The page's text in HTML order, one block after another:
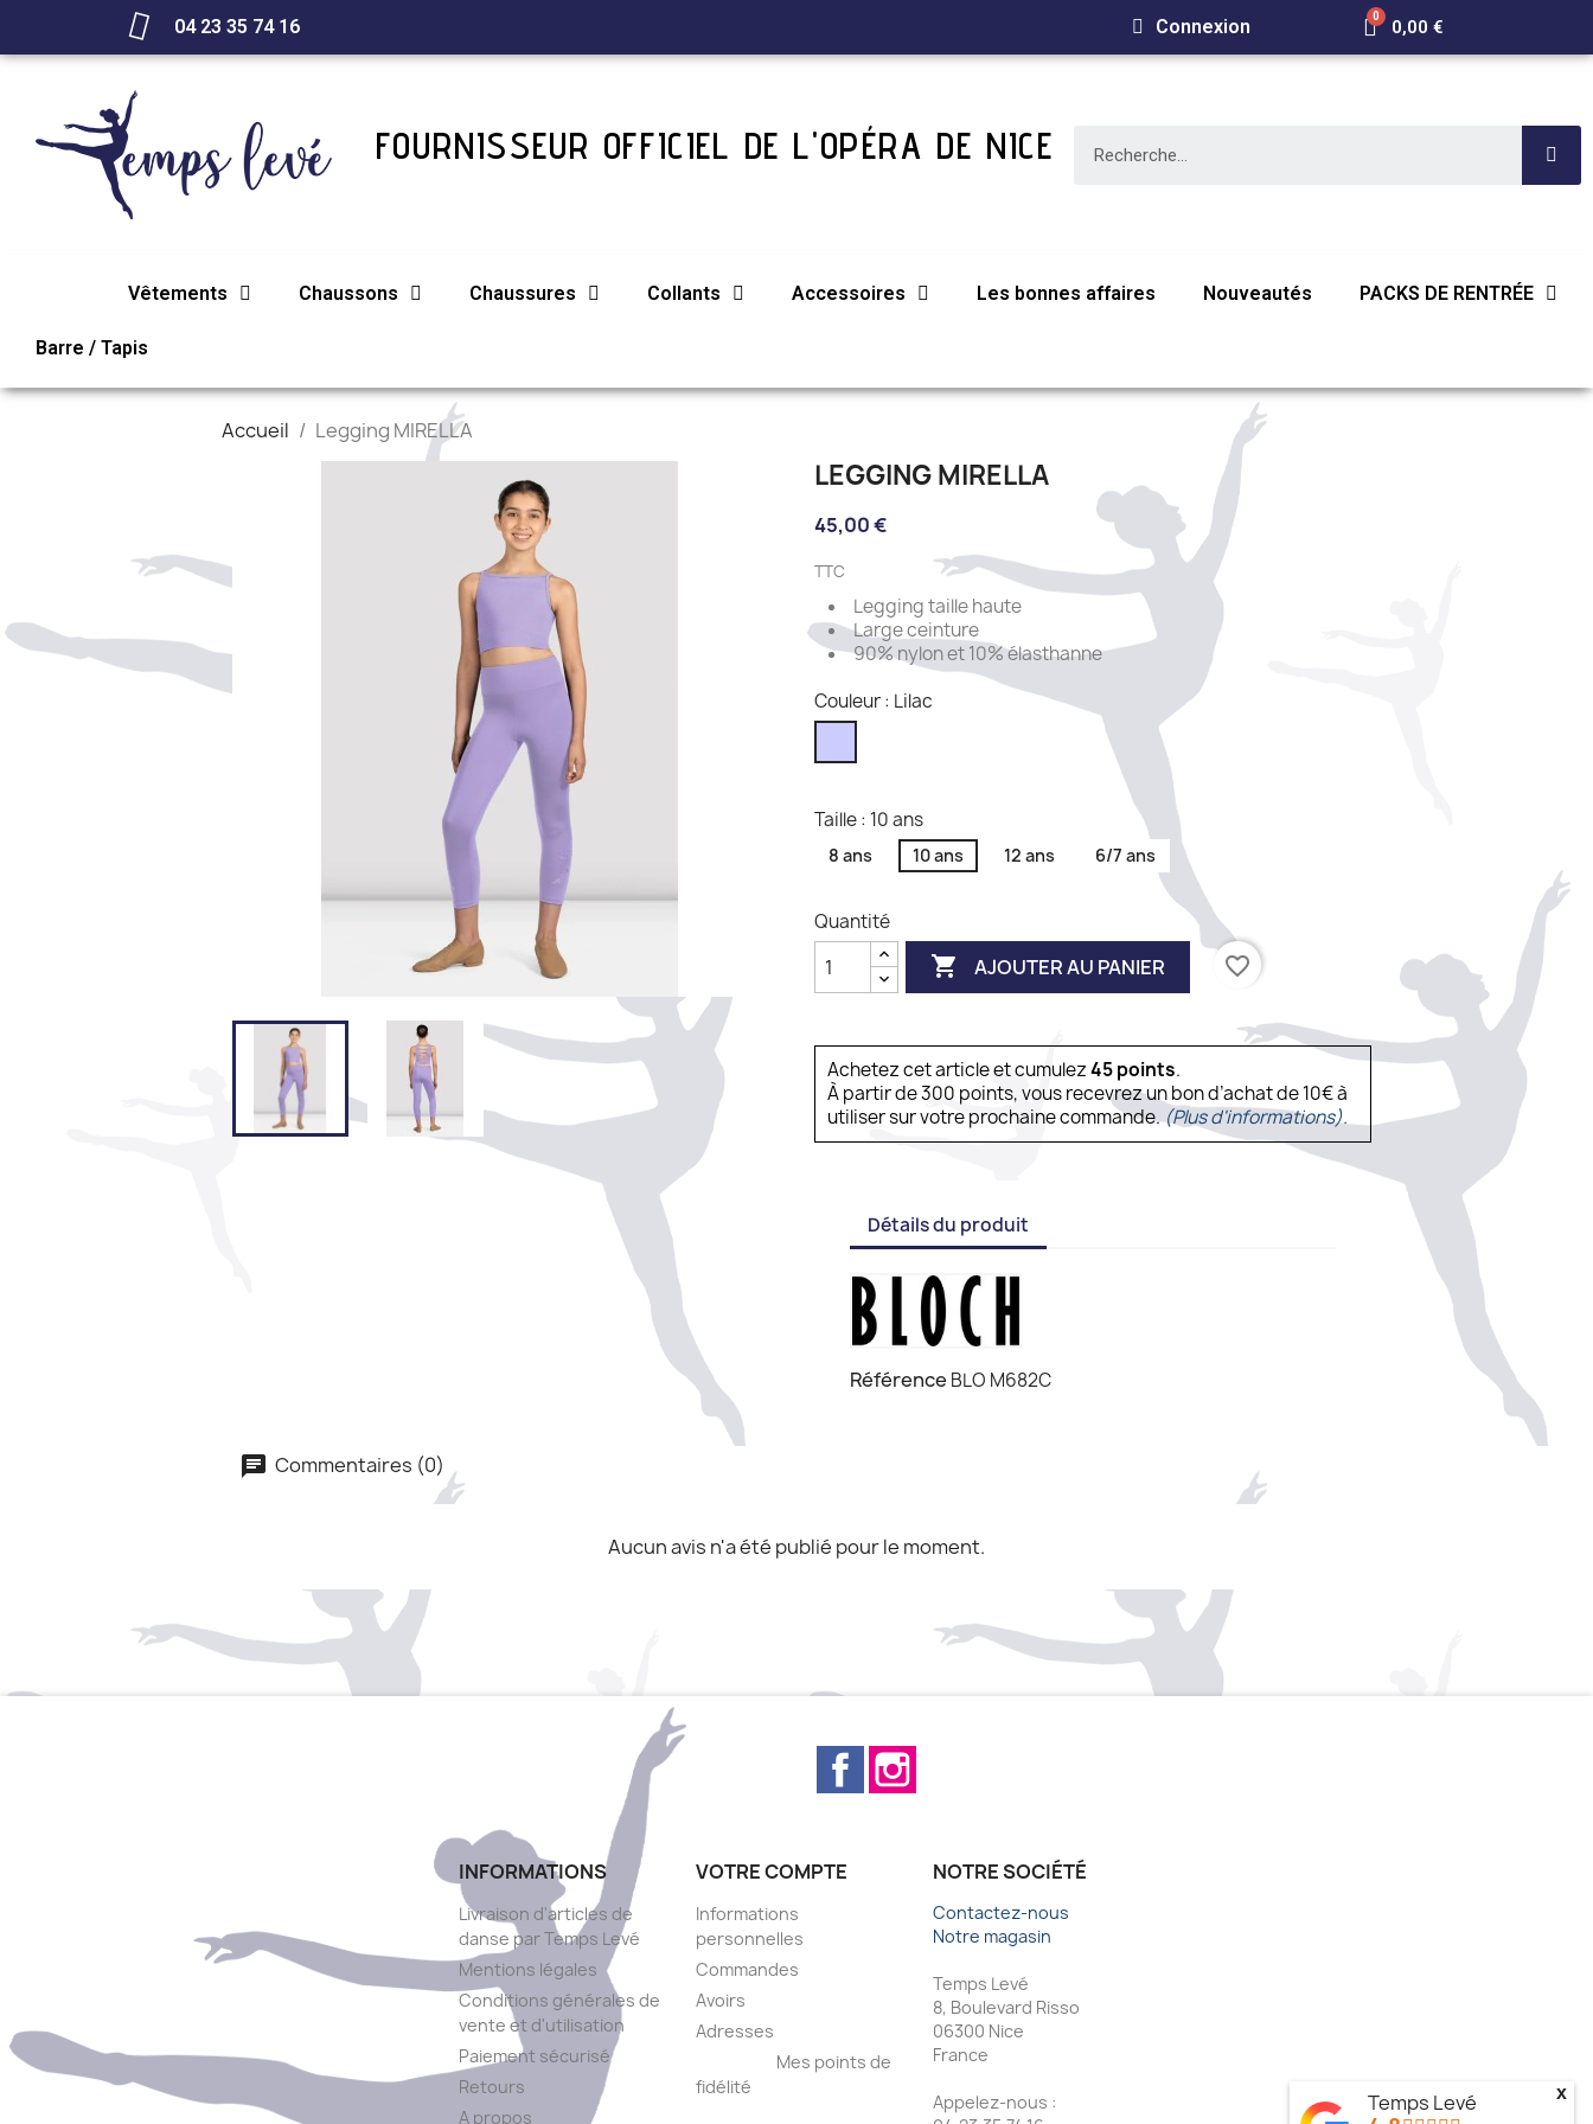
04 23 35 74 16 Connexion 0,00 €
FOURNISSEUR OFFICIEL DE L'OPÉRA DE NICE
Vêtements Chaussons Chaussures Collants Accessoires Les bonnes affaires Nouveautés PACKS DE RENTRÉE
Barre / Tapis
Accueil Legging MIRELLA
LEGGING MIRELLA
45,00 €
TTC
Legging taille haute
Large ceinture
90% nylon et 10% élasthanne
Couleur : Lilac
Taille : 10 ans
8 ans 10 ans 12 ans 6/7 ans
Quantité
 AJOUTER AU PANIER favorite_border
Achetez cet article et cumulez45points.
À partir de 300 points, vous recevrez un bon d’achat de 10€ à
utiliser sur votre prochaine commande.(Plus d'informations).
Détails du produit
Référence BLO M682C
Commentaires (0)
Aucun avis n'a été publié pour le moment.
Facebook
INFORMATIONS
Livraison d'articles de
danse par Temps Levé
Mentions légales
Conditions générales de
vente et d'utilisation
Paiement sécurisé
Retours
A propos
VOTRE COMPTE
Informations
personnelles
Commandes
Avoirs
Adresses
Mes points de
fidélité
NOTRE SOCIÉTÉ
Contactez-nous
Notre magasin
Temps Levé
8, Boulevard Risso
06300 Nice
France
Appelez-nous :
Temps Levé x